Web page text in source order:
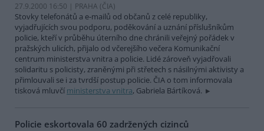
27.9.2000 16:50 | PRAHA (ČIA)
Stovky telefonátů a e-mailů od občanů z celé republiky,
vyjadřujících svou podporu, poděkování a uznání příslušníkům
policie, kteří v průběhu úterního dne chránili veřejný pořádek v
pražských ulicích, přijalo od včerejšího večera Komunikační
centrum ministerstva vnitra a policie. Lidé zároveň vyjadřovali
solidaritu s policisty, zraněnými při střetech s násilnými aktivisty a
přimlouvali se i za tvrdší postup policie. ČIA o tom informovala
tisková mluvčí ministerstva vnitra, Gabriela Bártíková.
Policie eskortovala 60 zadržených cizinců